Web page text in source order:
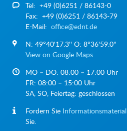
Tel: +49 (0)6251 / 86143-0
Fax: +49 (0)6251 / 86143-79
E-Mail:office@ednt.de
N: 49°40'17.3'' O: 8°36'59.0''
View on Google Maps
MO – DO: 08:00 – 17:00 Uhr
FR: 08:00 – 15:00 Uhr
SA, SO, Feiertag: geschlossen
Fordern Sie Informationsmaterial
Sie.